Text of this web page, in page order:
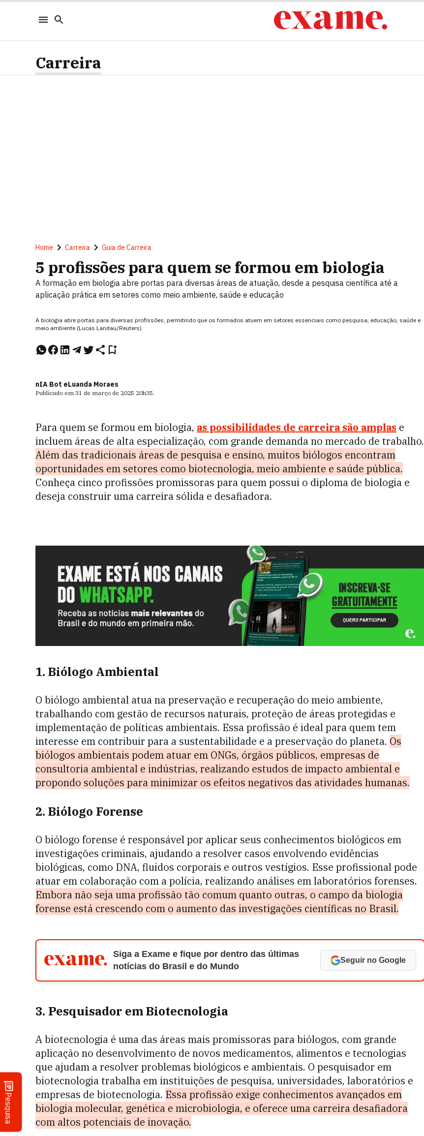
Pesquisa
Carreira
Home Carreira Guia de Carreira
5 profissões para quem se formou em biologia
A formação em biologia abre portas para diversas áreas de atuação, desde a pesquisa científica até a
aplicação prática em setores como meio ambiente, saúde e educação
A biologia abre portas para diversas profissões, permitindo que os formados atuem em setores essenciais como pesquisa, educação, saúde e
meio ambiente (Lucas Landau/Reuters)
nIA Bot eLuanda Moraes
Publicado em 31 de março de 2025 20h35.
Para quem se formou em biologia, as possibilidades de carreira são amplas e
incluem áreas de alta especialização, com grande demanda no mercado de trabalho.
Além das tradicionais áreas de pesquisa e ensino, muitos biólogos encontram
oportunidades em setores como biotecnologia, meio ambiente e saúde pública.
Conheça cinco profissões promissoras para quem possui o diploma de biologia e
deseja construir uma carreira sólida e desafiadora.
1. Biólogo Ambiental
O biólogo ambiental atua na preservação e recuperação do meio ambiente,
trabalhando com gestão de recursos naturais, proteção de áreas protegidas e
implementação de políticas ambientais. Essa profissão é ideal para quem tem
interesse em contribuir para a sustentabilidade e a preservação do planeta. Os
biólogos ambientais podem atuar em ONGs, órgãos públicos, empresas de
consultoria ambiental e indústrias, realizando estudos de impacto ambiental e
propondo soluções para minimizar os efeitos negativos das atividades humanas.
2. Biólogo Forense
O biólogo forense é responsável por aplicar seus conhecimentos biológicos em
investigações criminais, ajudando a resolver casos envolvendo evidências
biológicas, como DNA, fluidos corporais e outros vestígios. Esse profissional pode
atuar em colaboração com a polícia, realizando análises em laboratórios forenses.
Embora não seja uma profissão tão comum quanto outras, o campo da biologia
forense está crescendo com o aumento das investigações científicas no Brasil.
Siga a Exame e fique por dentro das últimas
notícias do Brasil e do Mundo
Seguir no Google
3. Pesquisador em Biotecnologia
A biotecnologia é uma das áreas mais promissoras para biólogos, com grande
aplicação no desenvolvimento de novos medicamentos, alimentos e tecnologias
que ajudam a resolver problemas biológicos e ambientais. O pesquisador em
biotecnologia trabalha em instituições de pesquisa, universidades, laboratórios e
empresas de biotecnologia. Essa profissão exige conhecimentos avançados em
biologia molecular, genética e microbiologia, e oferece uma carreira desafiadora
com altos potenciais de inovação.